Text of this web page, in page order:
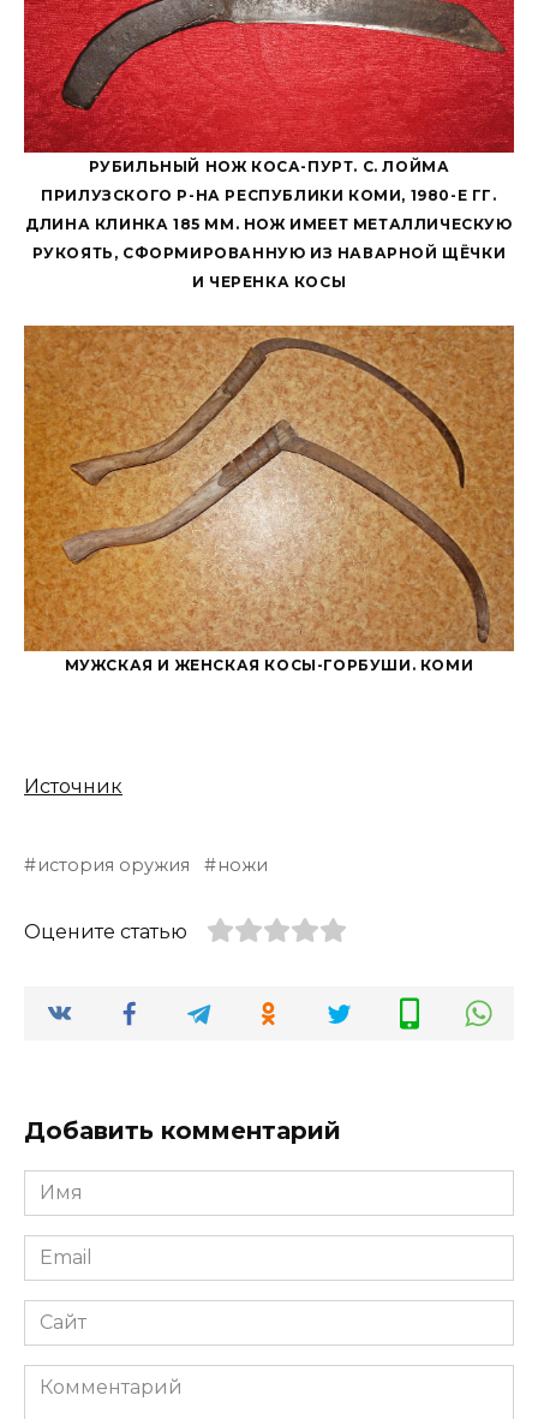
РУБИЛЬНЫЙ НОЖ КОСА-ПУРТ. С. ЛОЙМА
ПРИЛУЗСКОГО Р-НА РЕСПУБЛИКИ КОМИ, 1980-Е ГГ.
ДЛИНА КЛИНКА 185 ММ. НОЖ ИМЕЕТ МЕТАЛЛИЧЕСКУЮ
РУКОЯТЬ, СФОРМИРОВАННУЮ ИЗ НАВАРНОЙ ЩЁЧКИ
И ЧЕРЕНКА КОСЫ
МУЖСКАЯ И ЖЕНСКАЯ КОСЫ-ГОРБУШИ. КОМИ
Источник
история оружия ножи
Оцените статью
Добавить комментарий
Имя
*
Email
*
Сайт
Комментарий